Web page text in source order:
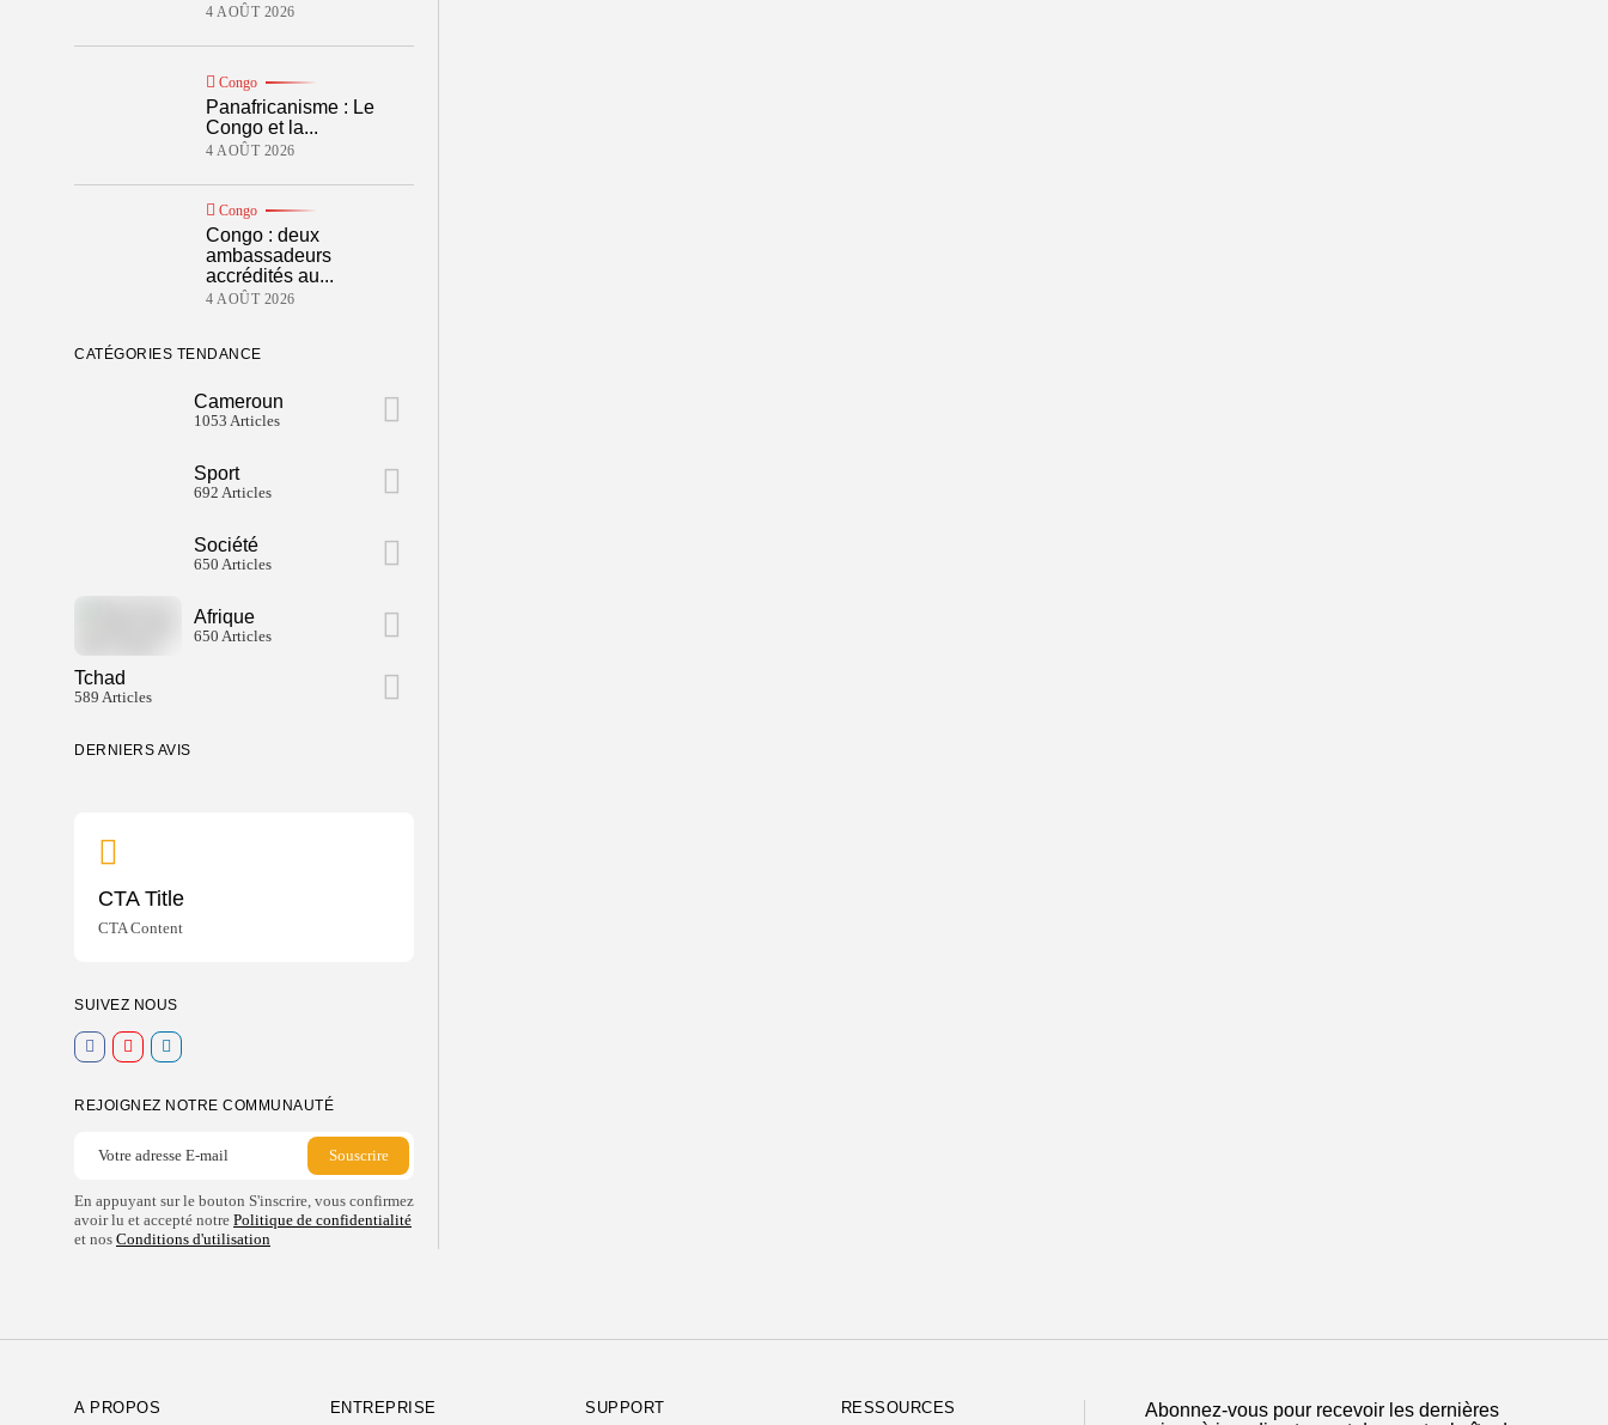
4 AOÛT 2026
Congo
Panafricanisme : Le
Congo et la...
4 AOÛT 2026
Congo
Congo : deux
ambassadeurs
accrédités au...
4 AOÛT 2026
CATÉGORIES TENDANCE
Cameroun
1053 Articles
Sport
692 Articles
Société
650 Articles
Afrique
650 Articles
Tchad
589 Articles
DERNIERS AVIS
CTA Title
CTA Content
SUIVEZ NOUS
REJOIGNEZ NOTRE COMMUNAUTÉ
En appuyant sur le bouton S'inscrire, vous confirmez
avoir lu et accepté notre Politique de confidentialité
et nos Conditions d'utilisation
A PROPOS ENTREPRISE SUPPORT RESSOURCES
Abonnez-vous pour recevoir les dernières